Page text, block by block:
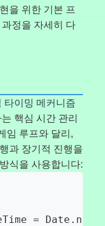
을 위한 기본 프
정을 자세히 다
타이밍 메커니즘
핵심 시간 관리
임 루프와 달리,
과 장기적 진행을
식을 사용합니다:
=